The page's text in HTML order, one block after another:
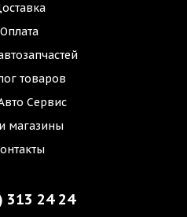
Оплата
товаров
Сервис
магазины
313 24 24